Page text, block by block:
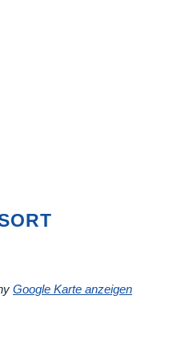
Google Karte anzeigen